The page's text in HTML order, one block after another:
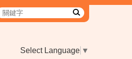
Select Language ▼